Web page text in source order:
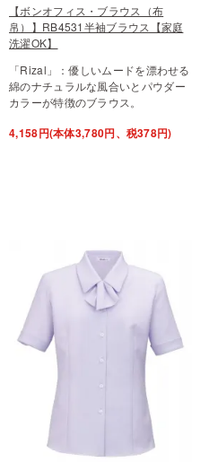
【ボンオフィス・ブラウス（布
帛）】RB4531半袖ブラウス【家庭
洗濯OK】
「Rizal」：優しいムードを漂わせる
綿のナチュラルな風合いとパウダー
カラーが特徴のブラウス。
4,158円(本体3,780円、税378円)